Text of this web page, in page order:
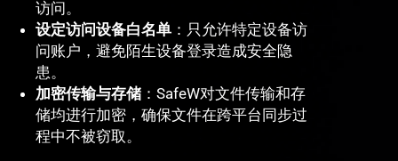
访问。
设定访问设备白名单 ：只允许特定设备访
问账户，避免陌生设备登录造成安全隐
患。
加密传输与存储 ：SafeW对文件传输和存
储均进行加密，确保文件在跨平台同步过
程中不被窃取。